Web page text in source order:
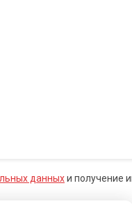
данныхи получение